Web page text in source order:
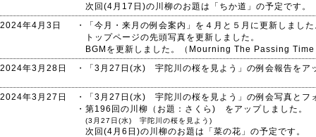
次回(4月17日)の川柳のお題は「ちか道」の予定です。
2024年4月3日
・「今月・来月の例会案内」を４月と５月に更新しまし
トップページの先頭写真を更新しました。
BGMを更新しました。（Mourning The Passing Time
2024年3月28日
・「3月27日(水) 宇陀川の桜を見よう」の例会報告をア
2024年3月27日
・「3月27日(水) 宇陀川の桜を見よう」の例会写真とフ
・第196回の川柳（お題：さくら) をアップしました。
(3月27日(水) 宇陀川の桜を見よう)
次回(4月6日)の川柳のお題は「菜の花」の予定です。